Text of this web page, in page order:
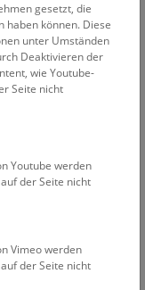
NHM WIEN
11:15 – 11:45
am Wasser
Wildnis hören?
gesetzt, die
haben können. Diese
unter Umständen
Deaktivieren der
wie Youtube-
Seite nicht
Youtube werden
der Seite nicht
Vimeo werden
der Seite nicht